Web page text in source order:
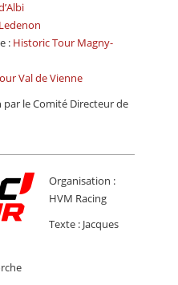
: Historic Tour Magny-
Val de Vienne
le Comité Directeur de
Organisation :
HVM Racing
Texte : Jacques